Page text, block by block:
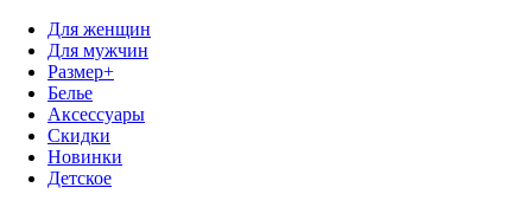
Для женщин
Для мужчин
Размер+
Белье
Аксессуары
Скидки
Новинки
Детское